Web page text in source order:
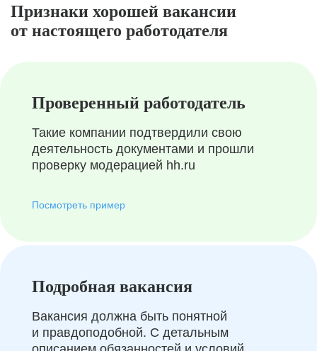
Признаки хорошей вакансии
от настоящего работодателя
Проверенный работодатель
Такие компании подтвердили свою
деятельность документами и прошли
проверку модерацией hh.ru
Посмотреть пример
Подробная вакансия
Вакансия должна быть понятной
и правдоподобной. С детальным